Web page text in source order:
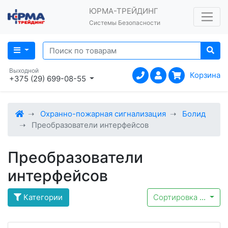
ЮРМА-ТРЕЙДИНГ
Системы Безопасности
Выходной
+375 (29) 699-08-55 Корзина
Охранно-пожарная сигнализация
Болид
Преобразователи интерфейсов
Преобразователи
интерфейсов
Категории Сортировка ...